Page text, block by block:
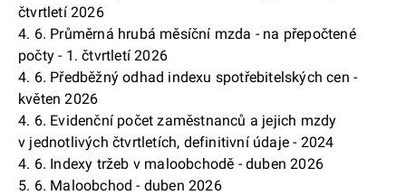
čtvrtletí 2026
4. 6. Průměrná hrubá měsíční mzda - na přepočtené
počty - 1. čtvrtletí 2026
4. 6. Předběžný odhad indexu spotřebitelských cen -
květen 2026
4. 6. Evidenční počet zaměstnanců a jejich mzdy
v jednotlivých čtvrtletích, definitivní údaje - 2024
4. 6. Indexy tržeb v maloobchodě - duben 2026
5. 6. Maloobchod - duben 2026